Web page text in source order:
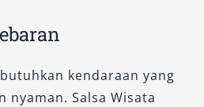
kendaraan yang
nyaman. Salsa Wisata